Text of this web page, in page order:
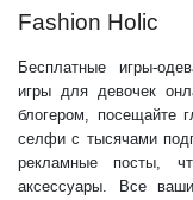
Fashion Holic
Бесплатные игры-
игры для девочек
блогером, посещайте
селфи с тысячами
рекламные посты,
аксессуары. Все